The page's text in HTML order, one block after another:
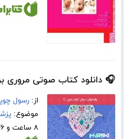
🎧 دانلود کتاب صوتی مروری
از:رسول
موضوع:
۸ ساعت و ۴۶ دقیقه